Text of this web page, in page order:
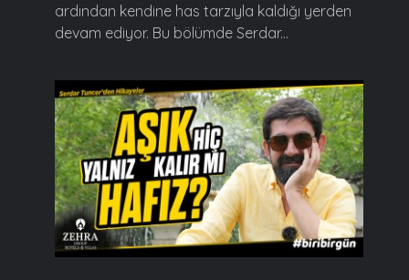
ardından kendine has tarzıyla kaldığı yerden
devam ediyor. Bu bölümde Serdar...